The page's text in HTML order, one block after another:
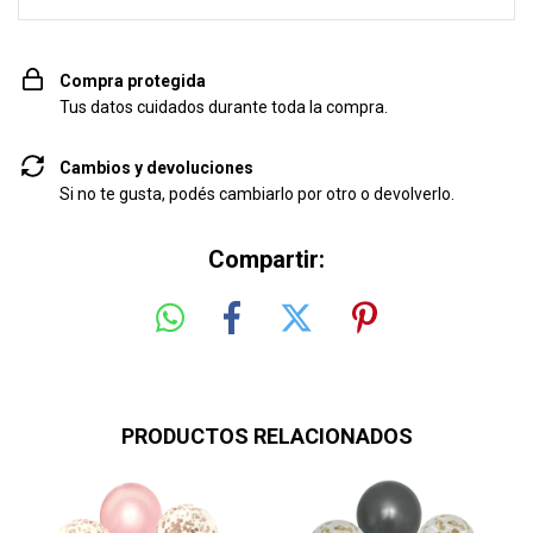
Compra protegida
Tus datos cuidados durante toda la compra.
Cambios y devoluciones
Si no te gusta, podés cambiarlo por otro o devolverlo.
Compartir:
PRODUCTOS RELACIONADOS